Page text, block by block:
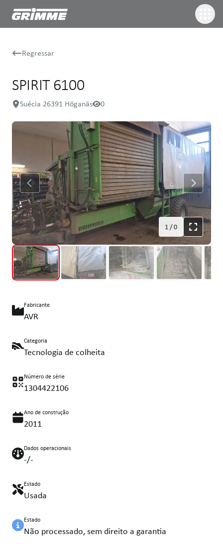
Regressar
SPIRIT 6100
Suécia 26391 Höganäs 0
1/0
Fabricante
AVR
Categoria
Tecnologia de colheita
Número de série
1304422106
Ano de construção
2011
Dados operacionais
-/-
Estado
Usada
Estado
Não processado, sem direito a garantia